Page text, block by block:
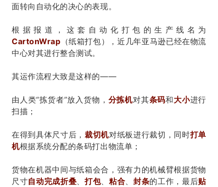
面转向自动化的决心的表现。
根据报道，这套自动化打包的生产线名为
CartonWrap （纸箱打包），近几年亚马逊已经在物流
中心对其进行整合测试。
其运作流程大致是这样的——
由人类“拣货者”放入货物， 分拣机对其条码和大小进行
扫描；
在得到具体尺寸后，裁切机对纸板进行裁切，同时打单
机根据系统分配的条码打出物流单；
货物在机器中间与纸箱会合，强有力的机械臂根据货物
尺寸自动完成折叠 、打包、粘合 、封条的工作，最后贴